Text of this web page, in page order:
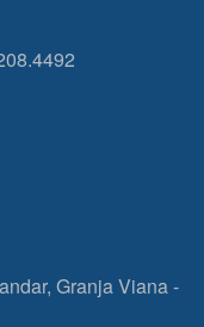
Granja Viana -